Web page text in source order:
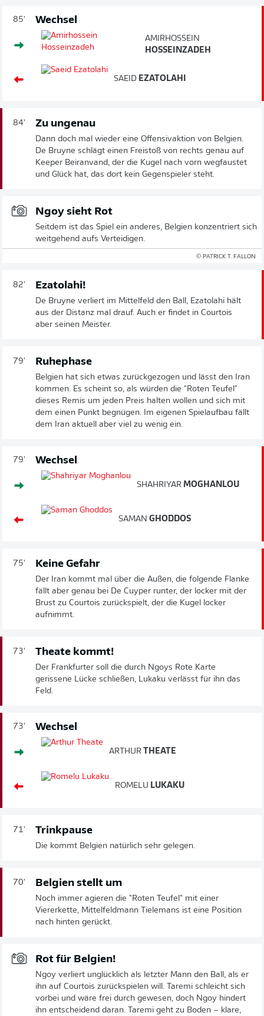
85' Wechsel
AMIRHOSSEIN
HOSSEINZADEH
SAEID EZATOLAHI
84' Zu ungenau
Dann doch mal wieder eine Offensivaktion von Belgien.
De Bruyne schlägt einen Freistoß von rechts genau auf
Keeper Beiranvand, der die Kugel nach vorn wegfaustet
und Glück hat, das dort kein Gegenspieler steht.
Ngoy sieht Rot
Seitdem ist das Spiel ein anderes, Belgien konzentriert sich
weitgehend aufs Verteidigen.
© PATRICK T. FALLON
82' Ezatolahi!
De Bruyne verliert im Mittelfeld den Ball, Ezatolahi hält
aus der Distanz mal drauf. Auch er findet in Courtois
aber seinen Meister.
79' Ruhephase
Belgien hat sich etwas zurückgezogen und lässt den Iran
kommen. Es scheint so, als würden die "Roten Teufel"
dieses Remis um jeden Preis halten wollen und sich mit
dem einen Punkt begnügen. Im eigenen Spielaufbau fällt
dem Iran aktuell aber viel zu wenig ein.
79' Wechsel
SHAHRIYAR MOGHANLOU
SAMAN GHODDOS
75' Keine Gefahr
Der Iran kommt mal über die Außen, die folgende Flanke
fällt aber genau bei De Cuyper runter, der locker mit der
Brust zu Courtois zurückspielt, der die Kugel locker
aufnimmt.
73' Theate kommt!
Der Frankfurter soll die durch Ngoys Rote Karte
gerissene Lücke schließen, Lukaku verlässt für ihn das
Feld.
73' Wechsel
ARTHUR THEATE
ROMELU LUKAKU
71' Trinkpause
Die kommt Belgien natürlich sehr gelegen.
70' Belgien stellt um
Noch immer agieren die "Roten Teufel" mit einer
Viererkette, Mittelfeldmann Tielemans ist eine Position
nach hinten gerückt.
Rot für Belgien!
Ngoy verliert unglücklich als letzter Mann den Ball, als er
ihn auf Courtois zurückspielen will. Taremi schleicht sich
vorbei und wäre frei durch gewesen, doch Ngoy hindert
ihn entscheidend daran. Taremi geht zu Boden – klare,